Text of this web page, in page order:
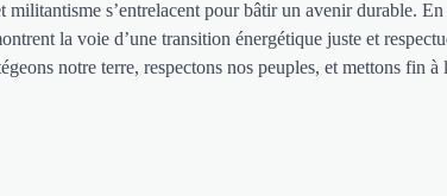
s’entrelacent pour bâtir un avenir durable.
la voie d’une transition énergétique juste et
notre terre, respectons nos peuples, et mettons fin à